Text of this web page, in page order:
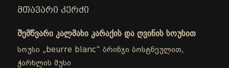
ᲛᲗᲐᲕᲐᲠᲘ ᲙᲔᲠᲫᲘ
შემწვარი კალმახი კარაქის და ღვინის სოუსით
სოუსი „beurre blanc“ ბრინჯი ბოსტნეულით,
ჭარხლის მუსი